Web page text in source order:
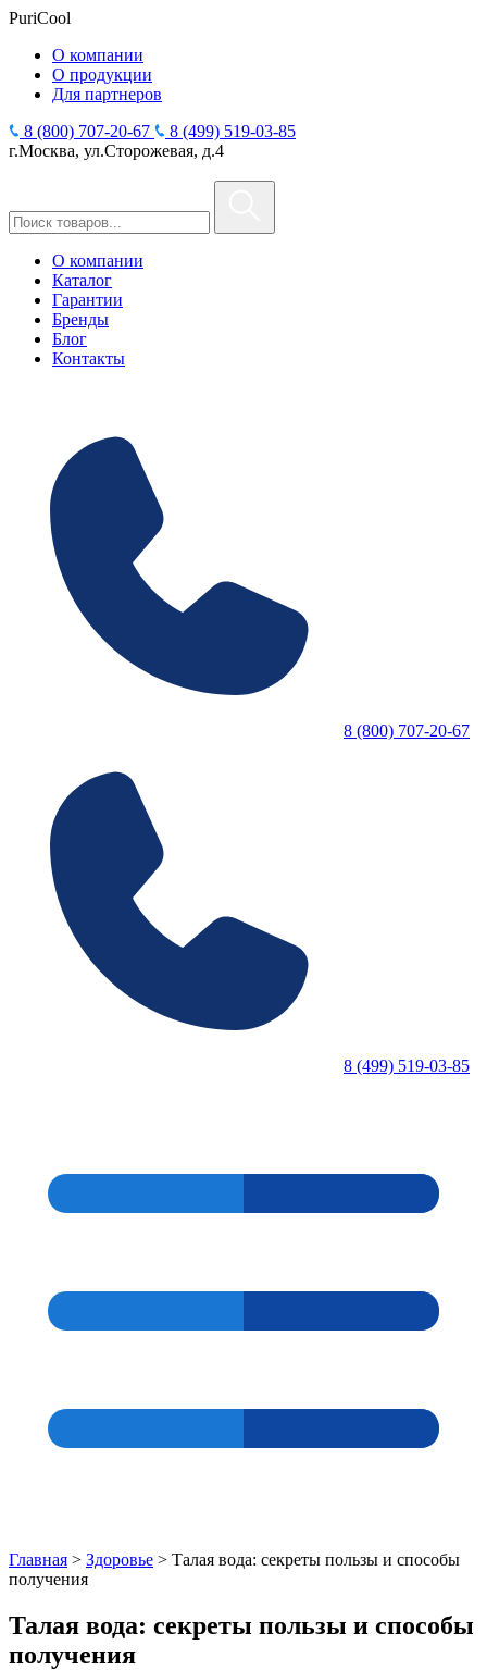
PuriCool
О компании
О продукции
Для партнеров
8 (800) 707-20-67
8 (499) 519-03-85
г.Москва, ул.Сторожевая, д.4
О компании
Каталог
Гарантии
Бренды
Блог
Контакты
8 (800) 707-20-67
8 (499) 519-03-85
Главная > Здоровье > Талая вода: секреты пользы и способы
получения
Талая вода: секреты пользы и способы
получения